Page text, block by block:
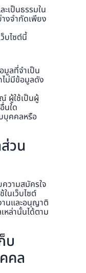
เป็นธรรมใน
งจำกัดเพียง
บไซต์นี้
ลที่จำเป็น
ไม่มีข้อมูลดัง
ผู้ใช้เป็นผู้
นใด
บุคคลหรือ
วน
วามสมัครใจ
ในเว็บไซต์
านและอนุญาติ
หล่านั้นได้ตาม
บ
คล